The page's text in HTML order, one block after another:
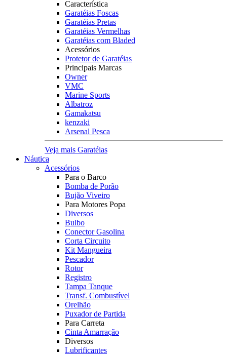
Característica
Garatéias Foscas
Garatéias Pretas
Garatéias Vermelhas
Garatéias com Bladed
Acessórios
Protetor de Garatéias
Principais Marcas
Owner
VMC
Marine Sports
Albatroz
Gamakatsu
kenzaki
Arsenal Pesca
Veja mais Garatéias
Náutica
Acessórios
Para o Barco
Bomba de Porão
Bujão Viveiro
Para Motores Popa
Diversos
Bulbo
Conector Gasolina
Corta Circuito
Kit Mangueira
Pescador
Rotor
Registro
Tampa Tanque
Transf. Combustível
Orelhão
Puxador de Partida
Para Carreta
Cinta Amarração
Diversos
Lubrificantes